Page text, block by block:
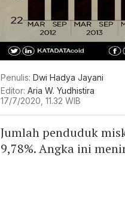
Penulis: Dwi Hadya Jayani
Editor: Aria W. Yudhistira
17/7/2020, 11.32 WIB
Jumlah penduduk
9,78%. Angka ini